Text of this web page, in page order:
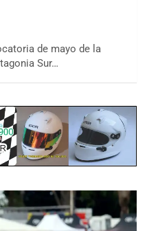
de mayo de la
Sur…